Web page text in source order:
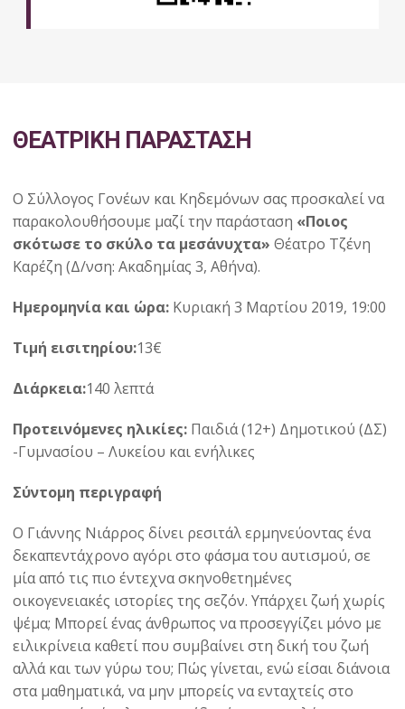
ΘΕΑΤΡΙΚΗ ΠΑΡΑΣΤΑΣΗ
Ο Σύλλογος Γονέων και Κηδεμόνων σας προσκαλεί να
παρακολουθήσουμε μαζί την παράσταση «Ποιος
σκότωσε το σκύλο τα μεσάνυχτα» Θέατρο Τζένη
Καρέζη (Δ/νση: Ακαδημίας 3, Αθήνα).
Ημερομηνία και ώρα: Κυριακή 3 Μαρτίου 2019, 19:00
Τιμή εισιτηρίου:13€
Διάρκεια:140 λεπτά
Προτεινόμενες ηλικίες: Παιδιά (12+) Δημοτικού (ΔΣ)
-Γυμνασίου – Λυκείου και ενήλικες
Σύντομη περιγραφή
Ο Γιάννης Νιάρρος δίνει ρεσιτάλ ερμηνεύοντας ένα
δεκαπεντάχρονο αγόρι στο φάσμα του αυτισμού, σε
μία από τις πιο έντεχνα σκηνοθετημένες
οικογενειακές ιστορίες της σεζόν. Υπάρχει ζωή χωρίς
ψέμα; Μπορεί ένας άνθρωπος να προσεγγίζει μόνο με
ειλικρίνεια καθετί που συμβαίνει στη δική του ζωή
αλλά και των γύρω του; Πώς γίνεται, ενώ είσαι διάνοια
στα μαθηματικά, να μην μπορείς να ενταχτείς στο